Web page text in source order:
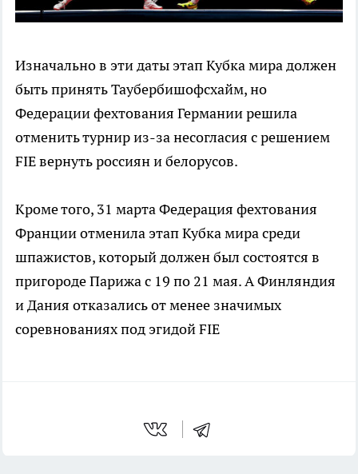
Изначально в эти даты этап Кубка мира должен
быть принять Таубербишофсхайм, но
Федерации фехтования Германии решила
отменить турнир из-за несогласия с решением
FIE вернуть россиян и белорусов.
Кроме того, 31 марта Федерация фехтования
Франции отменила этап Кубка мира среди
шпажистов, который должен был состоятся в
пригороде Парижа с 19 по 21 мая. А Финляндия
и Дания отказались от менее значимых
соревнованиях под эгидой FIE